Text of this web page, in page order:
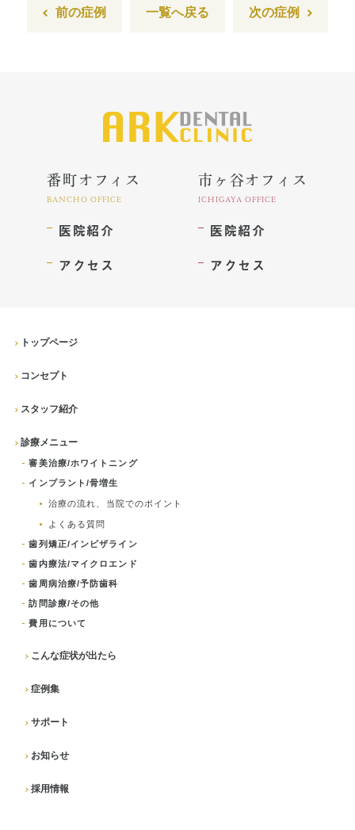
マイクロスコープ歯科治療
インプラント
顎関節治療
歯科用CT撮影
歯列矯正
前の症例 一覧へ戻る 次の症例
番町オフィス
BANCHO OFFICE
医院紹介
アクセス
市ヶ谷オフィス
ICHIGAYA OFFICE
医院紹介
アクセス
トップページ
コンセプト
スタッフ紹介
診療メニュー
審美治療/ホワイトニング
インプラント/骨増生
治療の流れ、当院でのポイント
よくある質問
歯列矯正/インビザライン
歯内療法/マイクロエンド
歯周病治療/予防歯科
訪問診療/その他
費用について
こんな症状が出たら
症例集
サポート
お知らせ
採用情報